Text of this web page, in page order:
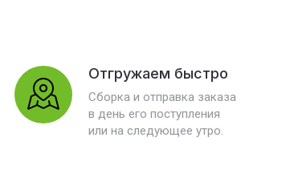
Отгружаем быстро
Сборка и отправка заказа
в день его поступления
или на следующее утро.